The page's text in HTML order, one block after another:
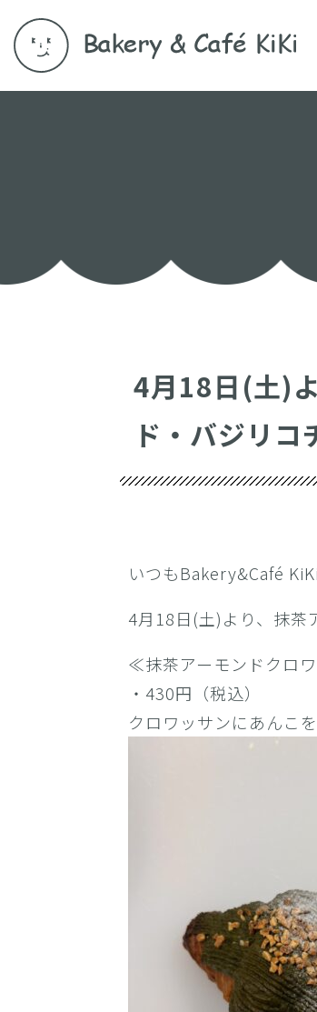
4月18日(土)
ド・バジリコ
いつもBakery&Café
4月18日(土)より、抹茶
≪抹茶アーモンドクロ
・430円（税込）
クロワッサンにあんこ